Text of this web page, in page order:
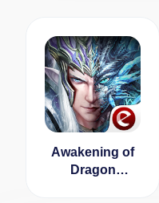
Awakening of
Dragon